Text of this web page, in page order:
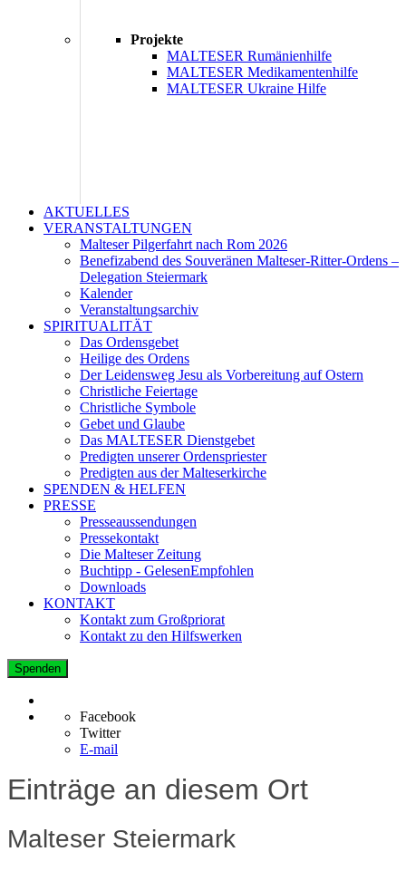
Projekte
MALTESER Rumänienhilfe
MALTESER Medikamentenhilfe
MALTESER Ukraine Hilfe
AKTUELLES
VERANSTALTUNGEN
Malteser Pilgerfahrt nach Rom 2026
Benefizabend des Souveränen Malteser-Ritter-Ordens –
Delegation Steiermark
Kalender
Veranstaltungsarchiv
SPIRITUALITÄT
Das Ordensgebet
Heilige des Ordens
Der Leidensweg Jesu als Vorbereitung auf Ostern
Christliche Feiertage
Christliche Symbole
Gebet und Glaube
Das MALTESER Dienstgebet
Predigten unserer Ordenspriester
Predigten aus der Malteserkirche
SPENDEN & HELFEN
PRESSE
Presseaussendungen
Pressekontakt
Die Malteser Zeitung
Buchtipp - GelesenEmpfohlen
Downloads
KONTAKT
Kontakt zum Großpriorat
Kontakt zu den Hilfswerken
Spenden
Facebook
Twitter
E-mail
Einträge an diesem Ort
Malteser Steiermark